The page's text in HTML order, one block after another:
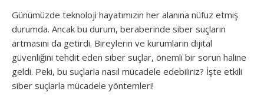
Günümüzde teknoloji hayatımızın her alanına nüfuz etmiş
durumda. Ancak bu durum, beraberinde siber suçların
artmasını da getirdi. Bireylerin ve kurumların dijital
güvenliğini tehdit eden siber suçlar, önemli bir sorun haline
geldi. Peki, bu suçlarla nasıl mücadele edebiliriz? İşte etkili
siber suçlarla mücadele yöntemleri!